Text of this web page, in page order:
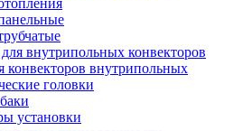
внутрипольных конвекторов
конвекторов внутрипольных
головки
установки